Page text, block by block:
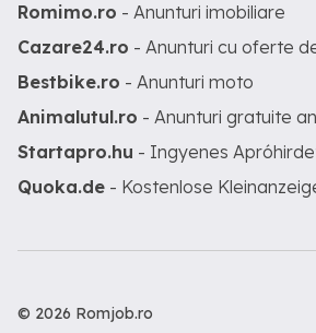
Romimo.ro - Anunturi imobiliare
Cazare24.ro - Anunturi cu oferte
Bestbike.ro - Anunturi moto
Animalutul.ro - Anunturi gratuite
Startapro.hu - Ingyenes
Quoka.de - Kostenlose
© 2026 Romjob.ro